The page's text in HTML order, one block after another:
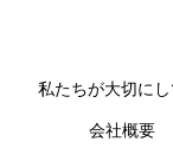
私たちが大切に
会社概要